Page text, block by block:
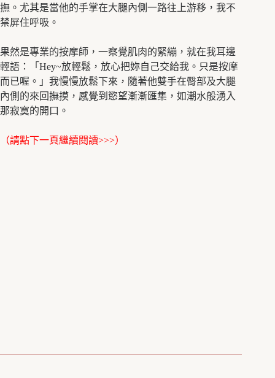
撫。尤其是當他的手掌在大腿內側一路往上游移，我不
禁屏住呼吸。
果然是專業的按摩師，一察覺肌肉的緊繃，就在我耳邊
輕語：「Hey~放輕鬆，放心把妳自己交給我。只是按摩
而已喔。」我慢慢放鬆下來，隨著他雙手在臀部及大腿
內側的來回撫摸，感覺到慾望漸漸匯集，如潮水般湧入
那寂寞的開口。
（請點下一頁繼續閱讀>>>）